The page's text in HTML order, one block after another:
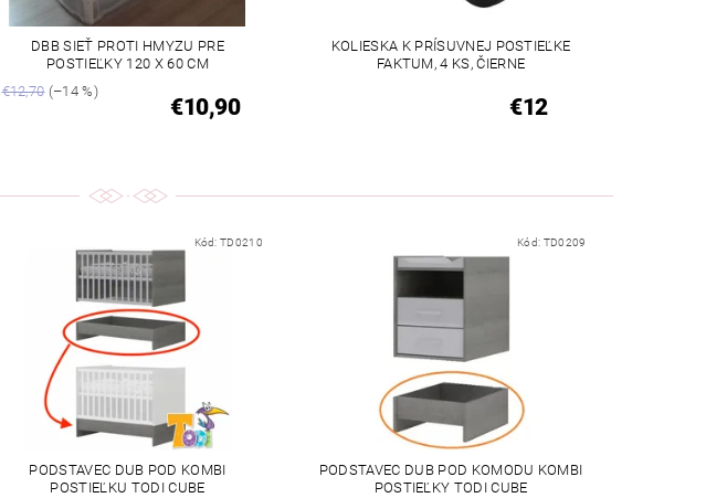
DBB SIEŤ PROTI HMYZU PRE
POSTIEĽKY 120 X 60 CM
€12,70(–14 %)
€10,90
KOLIESKA K PRÍSUVNEJ POSTIEĽKE
FAKTUM, 4 KS, ČIERNE
€12
Kód:TD0210
PODSTAVEC DUB POD KOMBI
POSTIEĽKU TODI CUBE
Kód: TD0209
PODSTAVEC DUB POD KOMODU KOMBI
POSTIEĽKY TODI CUBE